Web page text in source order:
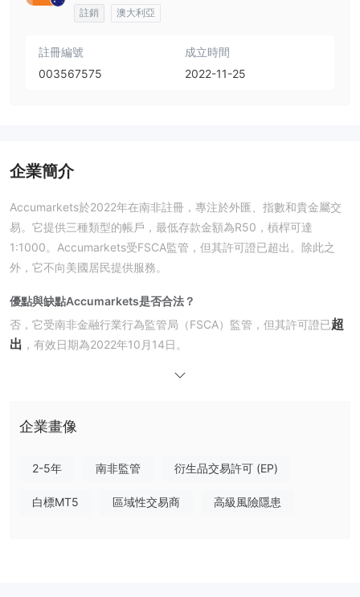
註銷 澳大利亞
註冊編號
003567575
成立時間
2022-11-25
企業簡介
Accumarkets於2022年在南非註冊，專注於外匯、指數和貴金屬交
易。它提供三種類型的帳戶，最低存款金額為R50，槓桿可達
1:1000。Accumarkets受FSCA監管，但其許可證已超出。除此之
外，它不向美國居民提供服務。
優點與缺點Accumarkets是否合法？
否，它受南非金融行業行為監管局（FSCA）監管，但其許可證已超
出 ，有效日期為2022年10月14日。
我可以在Accumarkets上交易什麼？
帳戶類型
帳戶。然而，它並未提及是否提供模擬帳戶。
企業畫像
2-5年 南非監管 衍生品交易許可 (EP)
白標MT5 區域性交易商 高級風險隱患